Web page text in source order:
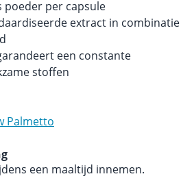
poeder per capsule
extract in combinatie
een constante
stoffen
Palmetto
een maaltijd innemen.